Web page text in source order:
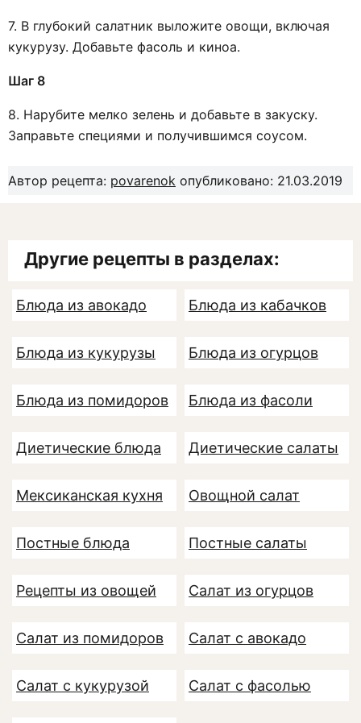
7. В глубокий салатник выложите овощи, включая
кукурузу. Добавьте фасоль и киноа.
Шаг 8
8. Нарубите мелко зелень и добавьте в закуску.
Заправьте специями и получившимся соусом.
Автор рецепта: povarenok опубликовано: 21.03.2019
Другие рецепты в разделах:
Блюда из авокадо Блюда из кабачков
Блюда из кукурузы Блюда из огурцов
Блюда из помидоров Блюда из фасоли
Диетические блюда Диетические салаты
Мексиканская кухня Овощной салат
Постные блюда Постные салаты
Рецепты из овощей Салат из огурцов
Салат из помидоров Салат с авокадо
Салат с кукурузой Салат с фасолью